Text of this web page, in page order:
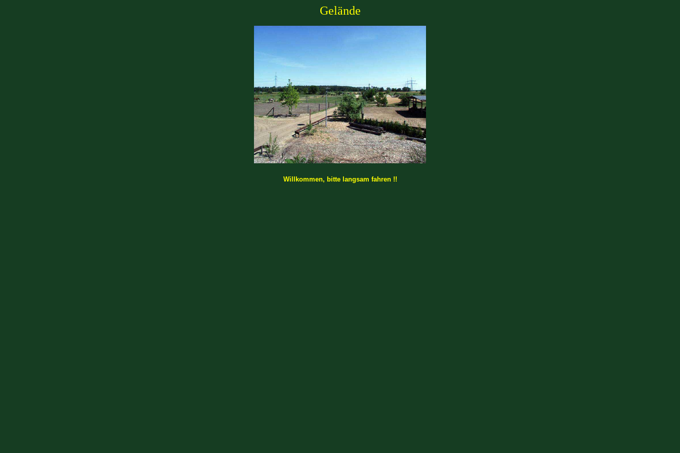
Gelände
Willkommen, bitte langsam fahren !!